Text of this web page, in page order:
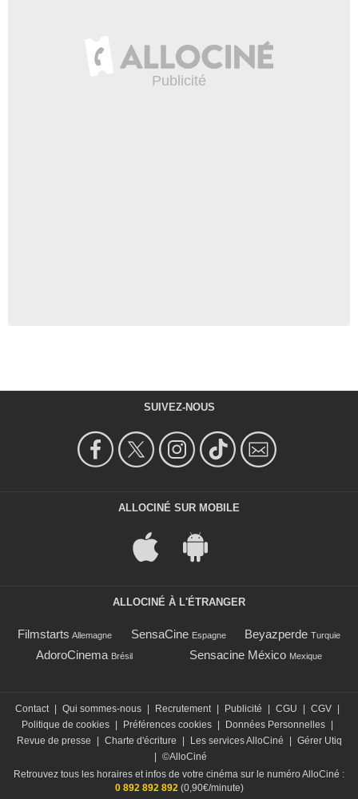
SUIVEZ-NOUS
ALLOCINÉ SUR MOBILE
ALLOCINÉ À L'ÉTRANGER
Filmstarts Allemagne SensaCine Espagne Beyazperde Turquie
AdoroCinema Brésil Sensacine México Mexique
Contact Qui sommes-nous Recrutement Publicité CGU CGV
Politique de cookies
Préférences cookies Données Personnelles
Revue de presse
Charte d'écriture Les services AlloCiné
Gérer Utiq
©AlloCiné
Retrouvez tous les horaires et infos de votre cinéma sur le numéro AlloCiné :
0 892 892 892(0,90€/minute)